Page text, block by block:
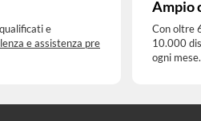
e
e assistenza pre
Ampio
Con oltre
10.000
ogni mese.